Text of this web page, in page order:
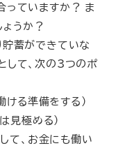
っていますか？ ま
うか？
貯蓄ができていな
して、次の3つのポ
ける準備をする）
見極める）
て、お金にも働い